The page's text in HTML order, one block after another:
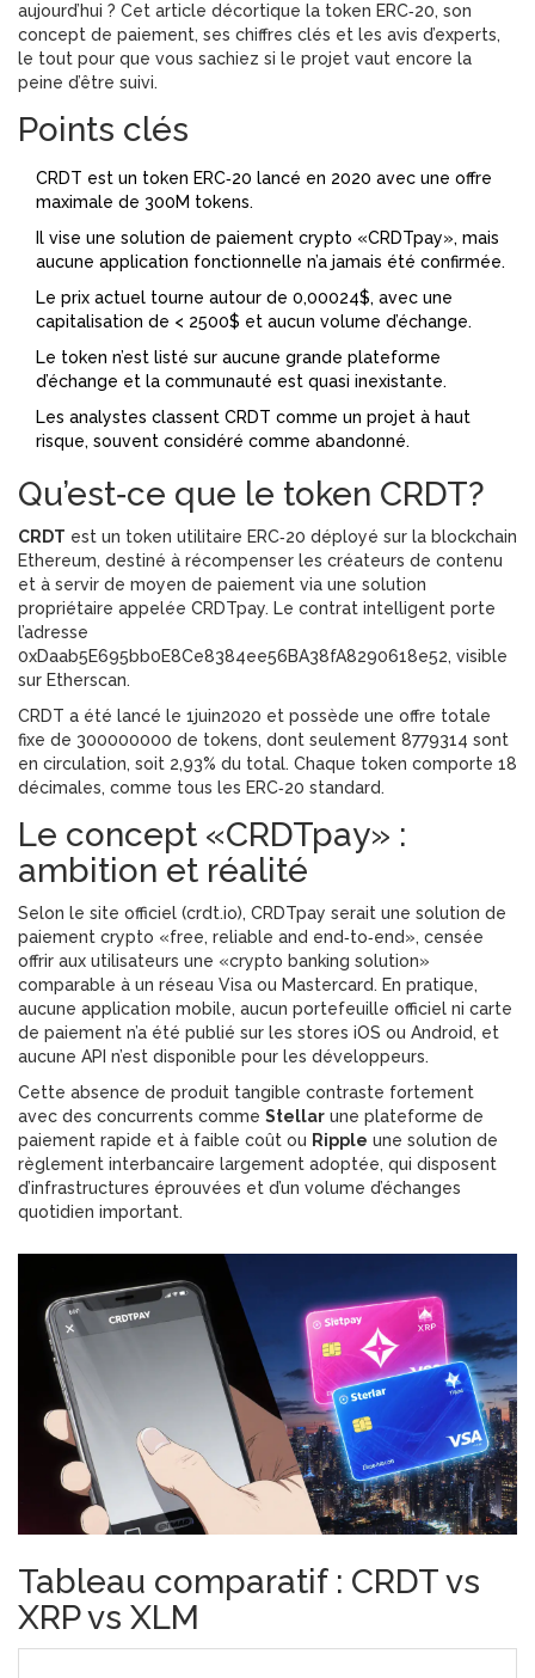
aujourd’hui ? Cet article décortique la token ERC‑20, son
concept de paiement, ses chiffres clés et les avis d’experts,
le tout pour que vous sachiez si le projet vaut encore la
peine d’être suivi.
Points clés
CRDT est un token ERC‑20 lancé en 2020 avec une offre
maximale de 300M tokens.
Il vise une solution de paiement crypto «CRDTpay», mais
aucune application fonctionnelle n’a jamais été confirmée.
Le prix actuel tourne autour de 0,00024$, avec une
capitalisation de < 2500$ et aucun volume d’échange.
Le token n’est listé sur aucune grande plateforme
d’échange et la communauté est quasi inexistante.
Les analystes classent CRDT comme un projet à haut
risque, souvent considéré comme abandonné.
Qu’est‑ce que le token CRDT?
CRDT est un token utilitaire ERC‑20 déployé sur la blockchain
Ethereum, destiné à récompenser les créateurs de contenu
et à servir de moyen de paiement via une solution
propriétaire appelée CRDTpay. Le contrat intelligent porte
l’adresse
0xDaab5E695bb0E8Ce8384ee56BA38fA8290618e52, visible
sur Etherscan.
CRDT a été lancé le 1juin2020 et possède une offre totale
fixe de 300000000 de tokens, dont seulement 8779314 sont
en circulation, soit 2,93% du total. Chaque token comporte 18
décimales, comme tous les ERC‑20 standard.
Le concept «CRDTpay» :
ambition et réalité
Selon le site officiel (crdt.io), CRDTpay serait une solution de
paiement crypto «free, reliable and end‑to‑end», censée
offrir aux utilisateurs une «crypto banking solution»
comparable à un réseau Visa ou Mastercard. En pratique,
aucune application mobile, aucun portefeuille officiel ni carte
de paiement n’a été publié sur les stores iOS ou Android, et
aucune API n’est disponible pour les développeurs.
Cette absence de produit tangible contraste fortement
avec des concurrents comme Stellar une plateforme de
paiement rapide et à faible coût ou Ripple une solution de
règlement interbancaire largement adoptée, qui disposent
d’infrastructures éprouvées et d’un volume d’échanges
quotidien important.
Tableau comparatif : CRDT vs
XRP vs XLM